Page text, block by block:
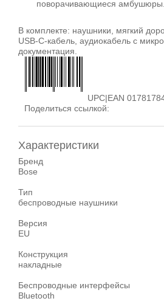
поворачивающиеся амбушюры.
В комплекте: наушники, мягкий
USB‑C‑кабель, аудиокабель с
документация.
UPC|EAN
Поделиться ссылкой:
Характеристики
Бренд
Bose
Тип
беспроводные наушники
Версия
EU
Конструкция
накладные
Беспроводные интерфейсы
Bluetooth